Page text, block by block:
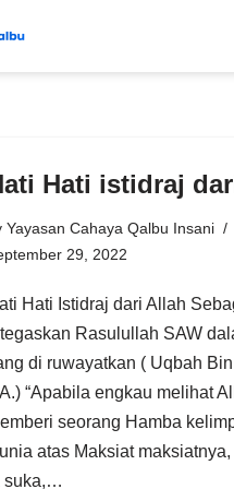
Hati istidraj
Yayasan Cahaya Qalbu Insani
29, 2022
Hati Istidraj dari Allah
Rasulullah SAW
di ruwayatkan ( Uqbah Bin
“Apabila engkau melihat
seorang Hamba
atas Maksiat
suka,…